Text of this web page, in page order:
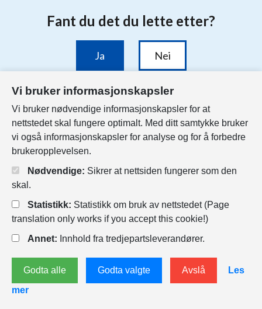
Besøksadresser
Rådhuskvartalet
Rådhusgata 18 - 1 etasje. Inngang fra Tollbodgata og
fra Torvet.
Vi bruker informasjonskapsler
Vi bruker nødvendige informasjonskapsler for at
nettstedet skal fungere optimalt. Med ditt samtykke bruker
vi også informasjonskapsler for analyse og for å forbedre
brukeropplevelsen.
Nødvendige: Sikrer at nettsiden fungerer som den
skal.
Statistikk: Statistikk om bruk av nettstedet (Page
translation only works if you accept this cookie!)
Annet: Innhold fra tredjepartsleverandører.
Godta alle Godta valgte Avslå
Les
mer